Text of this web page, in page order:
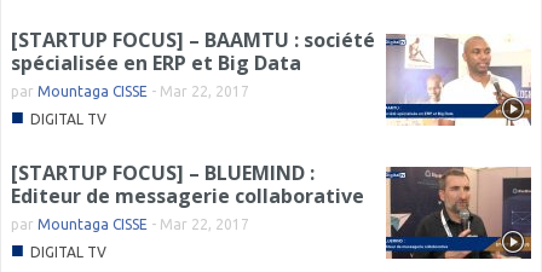
[STARTUP FOCUS] – BAAMTU : société
spécialisée en ERP et Big Data
par Mountaga CISSE - Mar 22, 2017
■ DIGITAL TV
[STARTUP FOCUS] – BLUEMIND :
Editeur de messagerie collaborative
par Mountaga CISSE - Mar 22, 2017
■ DIGITAL TV